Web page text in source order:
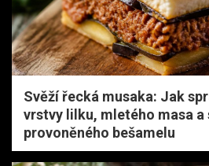
Svěží řecká musaka: Jak
vrstvy lilku, mletého masa
provoněného bešamelu